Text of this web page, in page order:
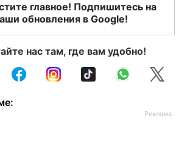
главное! Подпишитесь на
обновления в Google!
нас там, где вам удобно!